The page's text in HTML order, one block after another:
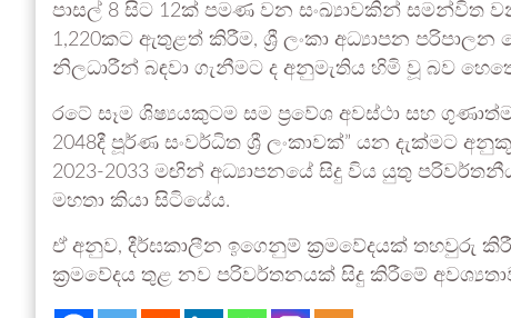
පාසල් 8 සිට 12ක් පමණ වන සංඛ්‍යාවකින් සමන්විත
1,220කට ඇතුළත් කිරීම, ශ්‍රී ලංකා අධ්‍යාපන
නිලධාරීන් බඳවා ගැනීමට ද අනුමැතිය හිමි වූ බව
රටේ සෑම ශිෂ්‍යයකුටම සම ප්‍රවේශ අවස්ථා සහ
2048දී පූර්ණ සංවර්ධිත ශ්‍රී ලංකාවක්” යන දැක්මට
2023-2033 මඟින් අධ්‍යාපනයේ සිදු විය යුතු
මහතා කියා සිටියේය.
ඒ අනුව, දීර්ඝකාලීන ඉගෙනුම් ක්‍රමවේදයක් තහවුරු
ක්‍රමවේදය තුළ නව පරිවර්තනයක් සිදු කිරීමේ